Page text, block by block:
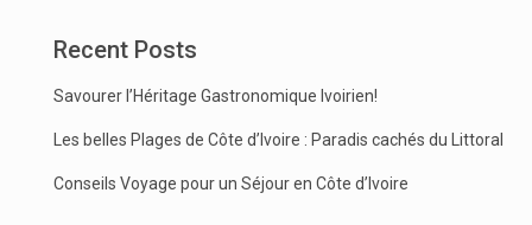
Recent Posts
Savourer l’Héritage Gastronomique Ivoirien!
Les belles Plages de Côte d’Ivoire : Paradis cachés du Littoral
Conseils Voyage pour un Séjour en Côte d’Ivoire